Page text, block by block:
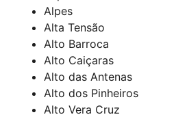
Alpes
Alta Tensão
Alto Barroca
Alto Caiçaras
Alto das Antenas
Alto dos Pinheiros
Alto Vera Cruz